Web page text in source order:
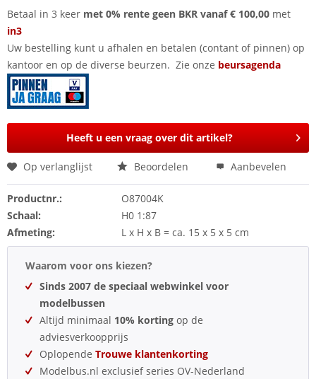
Betaal in 3 keer met 0% rente geen BKR vanaf € 100,00 met
in3
Uw bestelling kunt u afhalen en betalen (contant of pinnen) op
kantoor en op de diverse beurzen. Zie onze beursagenda
Heeft u een vraag over dit artikel?
Op verlanglijst Beoordelen Aanbevelen
Productnr.:
O87004K
Schaal:
H0 1:87
Afmeting:
L x H x B = ca. 15 x 5 x 5 cm
Waarom voor ons kiezen?
Sinds 2007 de speciaal webwinkel voor
modelbussen
Altijd minimaal 10% korting op de
adviesverkoopprijs
Oplopende Trouwe klantenkorting
Modelbus.nl exclusief series OV-Nederland